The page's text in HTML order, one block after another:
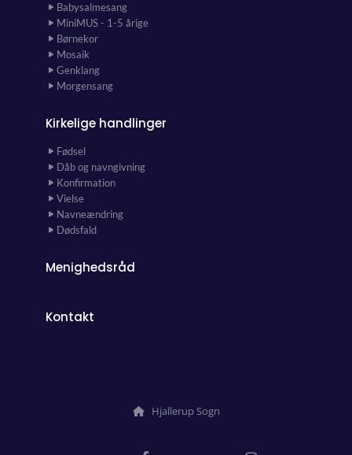
Babysalmesang
MiniMUS - 1-5 årige
Børnekor
Mosaik
Genklang
Morgensang
Kirkelige handlinger
Fødsel
Dåb og navngivning
Konfirmation
Vielse
Navneændring
Dødsfald
Menighedsråd
Kontakt
Hjallerup Sogn